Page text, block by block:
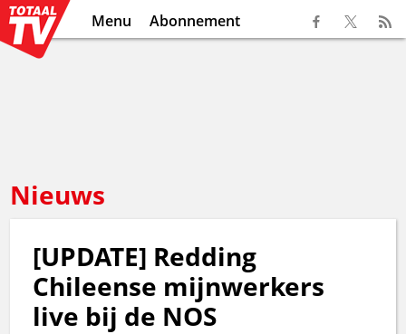
Menu Abonnement
Nieuws
[UPDATE] Redding
Chileense mijnwerkers
live bij de NOS